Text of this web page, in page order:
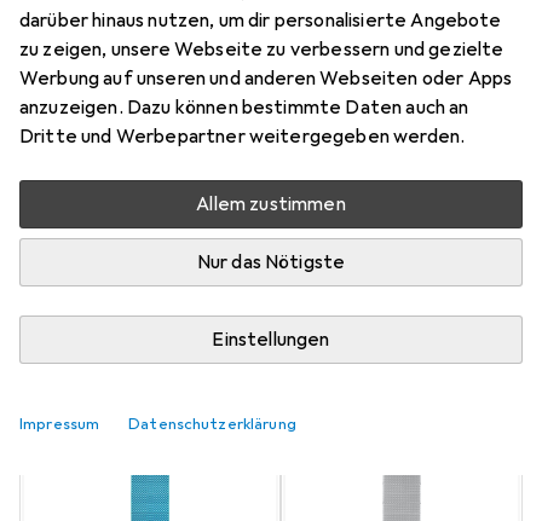
darüber hinaus nutzen, um dir personalisierte Angebote
zu zeigen, unsere Webseite zu verbessern und gezielte
Werbung auf unseren und anderen Webseiten oder Apps
anzuzeigen. Dazu können bestimmte Daten auch an
Dritte und Werbepartner weitergegeben werden.
Allem zustimmen
Nur das Nötigste
Einstellungen
Impressum Datenschutzerklärung
Aktuell nicht lieferbar
Benachrichtigen, wenn lieferbar
Vergleichen Merken
i